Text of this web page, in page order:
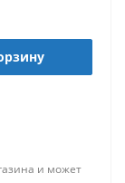
и может